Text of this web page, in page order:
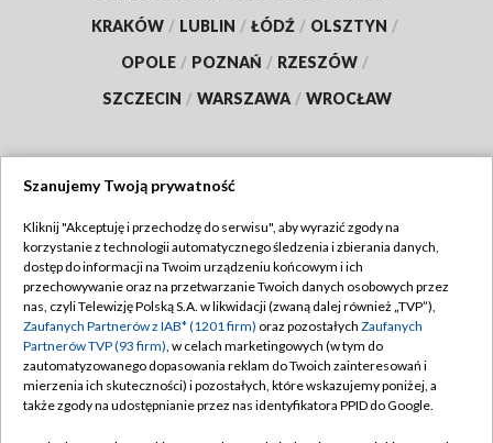
KRAKÓW / LUBLIN / ŁÓDŹ / OLSZTYN /
OPOLE / POZNAŃ / RZESZÓW /
SZCZECIN / WARSZAWA / WROCŁAW
TVP
Abonament TVP
Emisja w TVP
Centrum informacji TVP
Naziemna Telewizja Cyfrowa
Regulamin TVP
Polityka prywatności
Moje zgody
Pomoc
Szanujemy Twoją prywatność
Kliknij "Akceptuję i przechodzę do serwisu", aby wyrazić zgody na
korzystanie z technologii automatycznego śledzenia i zbierania danych,
dostęp do informacji na Twoim urządzeniu końcowym i ich
przechowywanie oraz na przetwarzanie Twoich danych osobowych przez
nas, czyli Telewizję Polską S.A. w likwidacji (zwaną dalej również „TVP”),
Zaufanych Partnerów z IAB* (1201 firm) oraz pozostałych Zaufanych
Partnerów TVP (93 firm), w celach marketingowych (w tym do
zautomatyzowanego dopasowania reklam do Twoich zainteresowań i
mierzenia ich skuteczności) i pozostałych, które wskazujemy poniżej, a
także zgody na udostępnianie przez nas identyfikatora PPID do Google.